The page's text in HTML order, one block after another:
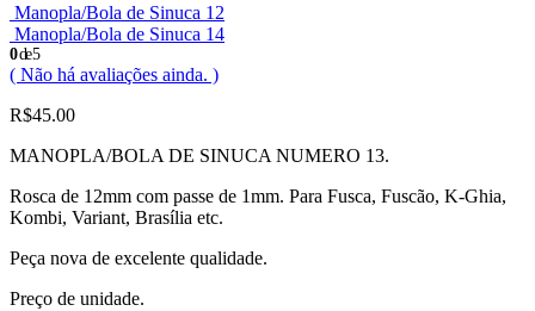
Manopla/Bola de Sinuca 12
Manopla/Bola de Sinuca 14
0de 5
( Não há avaliações ainda. )
R$45.00
MANOPLA/BOLA DE SINUCA NUMERO 13.
Rosca de 12mm com passe de 1mm. Para Fusca, Fuscão, K-Ghia,
Kombi, Variant, Brasília etc.
Peça nova de excelente qualidade.
Preço de unidade.